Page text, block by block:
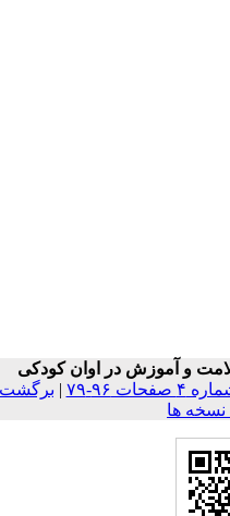
سلامت و آموزش در اوان کودکی
|برگشت
ها